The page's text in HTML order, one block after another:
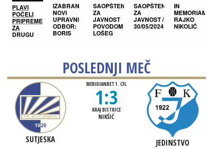
AKTUELNO
PLAVI
POČELI
PRIPREME
ZA
DRUGU
POLUSEZONU:
IZABRAN
NOVI
UPRAVNI
ODBOR:
BORIS
SAOPŠTENJE
ZA
JAVNOST
POVODOM
LOŠEG
GREŠAKA
U 1.CFL
SAOPŠTENJE
ZA
JAVNOST /
30/05/2024
IN
MEMORIAM:
RAJKO
NIKOLIĆ
POSLEDNJI MEČ
SUTJESKA
MERIDIANBET 1. CFL
1:3
KRAJ BISTRICE
NIKŠIĆ
JEDINSTVO